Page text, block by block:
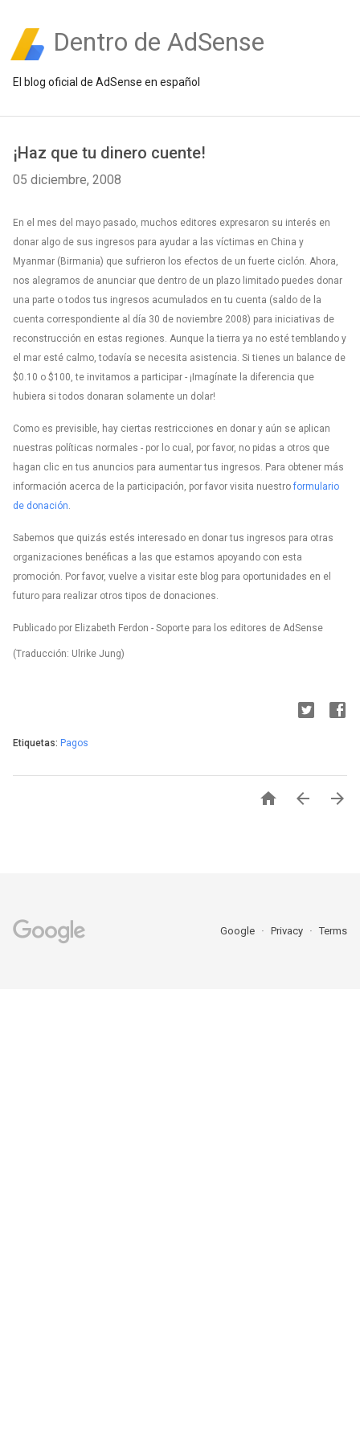
Dentro de AdSense
El blog oficial de AdSense en español
¡Haz que tu dinero cuente!
05 diciembre, 2008
En el mes del mayo pasado, muchos editores expresaron su interés en
donar algo de sus ingresos para ayudar a las víctimas en China y
Myanmar (Birmania) que sufrieron los efectos de un fuerte ciclón. Ahora,
nos alegramos de anunciar que dentro de un plazo limitado puedes donar
una parte o todos tus ingresos acumulados en tu cuenta (saldo de la
cuenta correspondiente al día 30 de noviembre 2008) para iniciativas de
reconstrucción en estas regiones. Aunque la tierra ya no esté temblando y
el mar esté calmo, todavía se necesita asistencia. Si tienes un balance de
$0.10 o $100, te invitamos a participar - ¡Imagínate la diferencia que
hubiera si todos donaran solamente un dolar!
Como es previsible, hay ciertas restricciones en donar y aún se aplican
nuestras políticas normales - por lo cual, por favor, no pidas a otros que
hagan clic en tus anuncios para aumentar tus ingresos. Para obtener más
información acerca de la participación, por favor visita nuestro formulario
de donación.
Sabemos que quizás estés interesado en donar tus ingresos para otras
organizaciones benéficas a las que estamos apoyando con esta
promoción. Por favor, vuelve a visitar este blog para oportunidades en el
futuro para realizar otros tipos de donaciones.
Publicado por Elizabeth Ferdon - Soporte para los editores de AdSense
(Traducción: Ulrike Jung)
Etiquetas: Pagos
  
Google Privacy Terms